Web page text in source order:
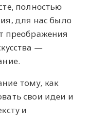
полностью
для нас было
преображения
—
тому, как
свои идеи и
и